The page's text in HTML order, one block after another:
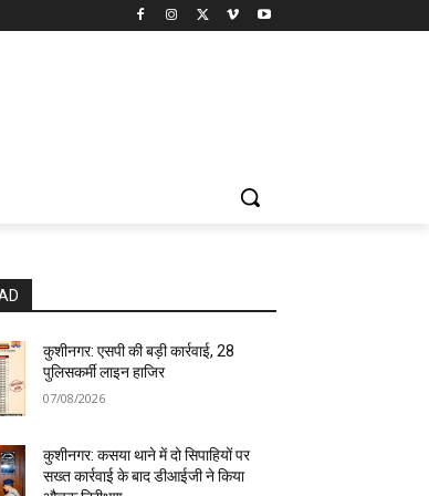
कुशीनगर: एसपी की बड़ी कार्रवाई, 28
पुलिसकर्मी लाइन हाजिर
07/08/2026
कुशीनगर: कसया थाने में दो सिपाहियों पर
सख्त कार्रवाई के बाद डीआईजी ने किया